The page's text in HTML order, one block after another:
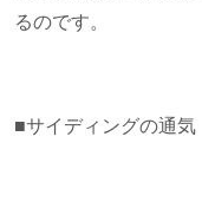
るのです。
■サイディングの通気